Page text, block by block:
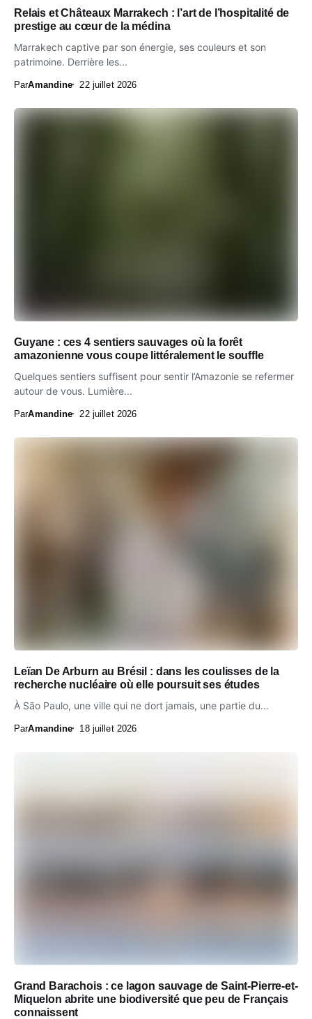
Relais et Châteaux Marrakech : l’art de l’hospitalité de
prestige au cœur de la médina
Marrakech captive par son énergie, ses couleurs et son
patrimoine. Derrière les...
ParAmandine 22 juillet 2026
Guyane : ces 4 sentiers sauvages où la forêt
amazonienne vous coupe littéralement le souffle
Quelques sentiers suffisent pour sentir l’Amazonie se refermer
autour de vous. Lumière...
ParAmandine 22 juillet 2026
Leïan De Arburn au Brésil : dans les coulisses de la
recherche nucléaire où elle poursuit ses études
À São Paulo, une ville qui ne dort jamais, une partie du...
ParAmandine 18 juillet 2026
Grand Barachois : ce lagon sauvage de Saint-Pierre-et-
Miquelon abrite une biodiversité que peu de Français
connaissent